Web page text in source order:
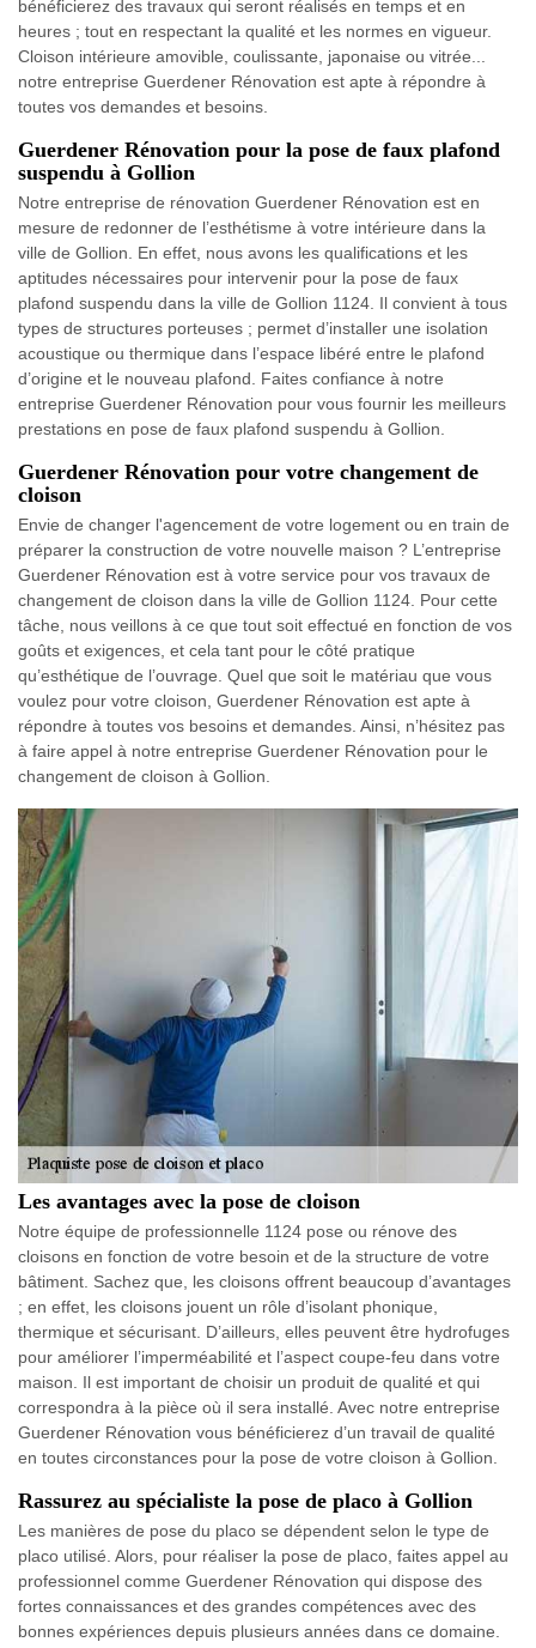
bénéficierez des travaux qui seront réalisés en temps et en
heures ; tout en respectant la qualité et les normes en vigueur.
Cloison intérieure amovible, coulissante, japonaise ou vitrée...
notre entreprise Guerdener Rénovation est apte à répondre à
toutes vos demandes et besoins.
Guerdener Rénovation pour la pose de faux plafond
suspendu à Gollion
Notre entreprise de rénovation Guerdener Rénovation est en
mesure de redonner de l’esthétisme à votre intérieure dans la
ville de Gollion. En effet, nous avons les qualifications et les
aptitudes nécessaires pour intervenir pour la pose de faux
plafond suspendu dans la ville de Gollion 1124. Il convient à tous
types de structures porteuses ; permet d’installer une isolation
acoustique ou thermique dans l’espace libéré entre le plafond
d’origine et le nouveau plafond. Faites confiance à notre
entreprise Guerdener Rénovation pour vous fournir les meilleurs
prestations en pose de faux plafond suspendu à Gollion.
Guerdener Rénovation pour votre changement de
cloison
Envie de changer l'agencement de votre logement ou en train de
préparer la construction de votre nouvelle maison ? L’entreprise
Guerdener Rénovation est à votre service pour vos travaux de
changement de cloison dans la ville de Gollion 1124. Pour cette
tâche, nous veillons à ce que tout soit effectué en fonction de vos
goûts et exigences, et cela tant pour le côté pratique
qu’esthétique de l’ouvrage. Quel que soit le matériau que vous
voulez pour votre cloison, Guerdener Rénovation est apte à
répondre à toutes vos besoins et demandes. Ainsi, n’hésitez pas
à faire appel à notre entreprise Guerdener Rénovation pour le
changement de cloison à Gollion.
Les avantages avec la pose de cloison
Notre équipe de professionnelle 1124 pose ou rénove des
cloisons en fonction de votre besoin et de la structure de votre
bâtiment. Sachez que, les cloisons offrent beaucoup d’avantages
; en effet, les cloisons jouent un rôle d’isolant phonique,
thermique et sécurisant. D’ailleurs, elles peuvent être hydrofuges
pour améliorer l’imperméabilité et l’aspect coupe-feu dans votre
maison. Il est important de choisir un produit de qualité et qui
correspondra à la pièce où il sera installé. Avec notre entreprise
Guerdener Rénovation vous bénéficierez d’un travail de qualité
en toutes circonstances pour la pose de votre cloison à Gollion.
Rassurez au spécialiste la pose de placo à Gollion
Les manières de pose du placo se dépendent selon le type de
placo utilisé. Alors, pour réaliser la pose de placo, faites appel au
professionnel comme Guerdener Rénovation qui dispose des
fortes connaissances et des grandes compétences avec des
bonnes expériences depuis plusieurs années dans ce domaine.